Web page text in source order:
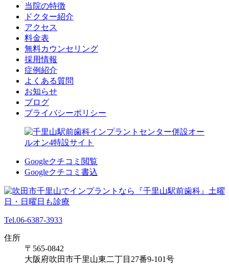
当院の特徴
ドクター紹介
アクセス
料金表
無料カウンセリング
採用情報
症例紹介
よくある質問
お知らせ
ブログ
プライバシーポリシー
Googleクチコミ閲覧
Googleクチコミ書込
Tel.06-6387-3933
住所
〒565-0842
大阪府吹田市千里山東二丁目27番9-101号